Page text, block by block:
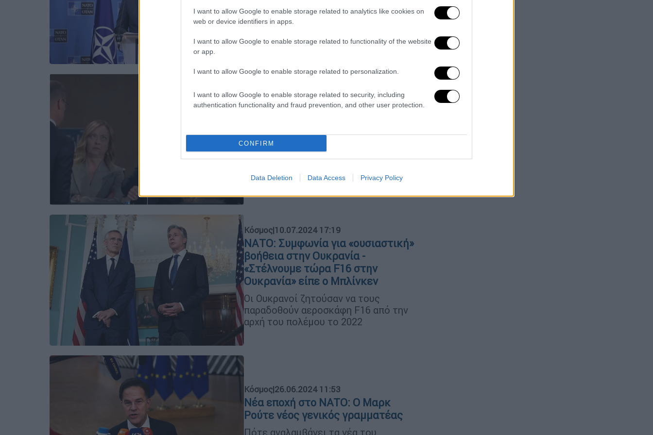
I want to allow Google to enable storage related to analytics like cookies on
web or device identifiers in apps.
I want to allow Google to enable storage related to functionality of the website
or app.
I want to allow Google to enable storage related to personalization.
I want to allow Google to enable storage related to security, including
authentication functionality and fraud prevention, and other user protection.
CONFIRM
Data Deletion Data Access Privacy Policy
Αναγνωρίζει πως η Ουκρανία έχει
αναλάβει ένα ρίσκο με την προέλαση
στο ρωσικό έδαφος
Viral οι γκριμάτσες της Μελόνι
Στόλτενμπεργκ
Έδειξε την έντονη δυσαρέσκειά της
άλλους ηγέτες
Κόσμος|10.07.2024 17:19
ΝΑΤΟ: Συμφωνία για «ουσιαστική»
βοήθεια στην Ουκρανία -
«Στέλνουμε τώρα F16 στην
Ουκρανία» είπε ο Μπλίνκεν
Οι Ουκρανοί ζητούσαν να τους
παραδοθούν αεροσκάφη F16 από την
αρχή του πολέμου το 2022
Κόσμος|26.06.2024 11:53
Νέα εποχή στο NATO: Ο Μαρκ
Ρούτε νέος γενικός γραμματέας
Πότε αναλαμβάνει τα νέα του